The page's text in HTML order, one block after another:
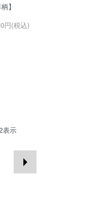
】
円(税込)
表示